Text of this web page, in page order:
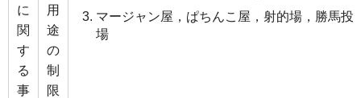
に
関
す
る
事
用
途
の
制
限
マージャン屋，ぱちんこ屋，射的場，勝馬投
場